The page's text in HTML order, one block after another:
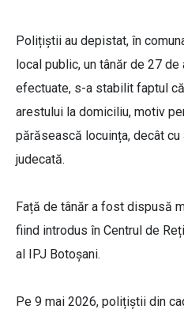
Polițiștii au depistat, în
local public, un tânăr de 27
efectuate, s-a stabilit faptul
arestului la domiciliu, motiv
părăsească locuința, decât
judecată.
Față de tânăr a fost dispusă
fiind introdus în Centrul de
al IPJ Botoșani.
Pe 9 mai 2026, polițiștii din